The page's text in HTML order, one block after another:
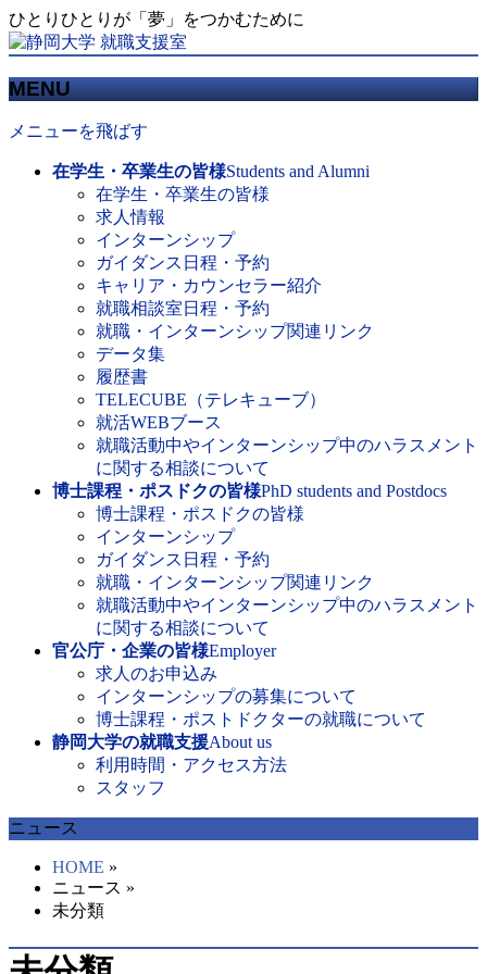
ひとりひとりが「夢」をつかむために
MENU
メニューを飛ばす
在学生・卒業生の皆様Students and Alumni
在学生・卒業生の皆様
求人情報
インターンシップ
ガイダンス日程・予約
キャリア・カウンセラー紹介
就職相談室日程・予約
就職・インターンシップ関連リンク
データ集
履歴書
TELECUBE（テレキューブ）
就活WEBブース
就職活動中やインターンシップ中のハラスメント
に関する相談について
博士課程・ポスドクの皆様PhD students and Postdocs
博士課程・ポスドクの皆様
インターンシップ
ガイダンス日程・予約
就職・インターンシップ関連リンク
就職活動中やインターンシップ中のハラスメント
に関する相談について
官公庁・企業の皆様Employer
求人のお申込み
インターンシップの募集について
博士課程・ポストドクターの就職について
静岡大学の就職支援About us
利用時間・アクセス方法
スタッフ
ニュース
HOME »
ニュース »
未分類